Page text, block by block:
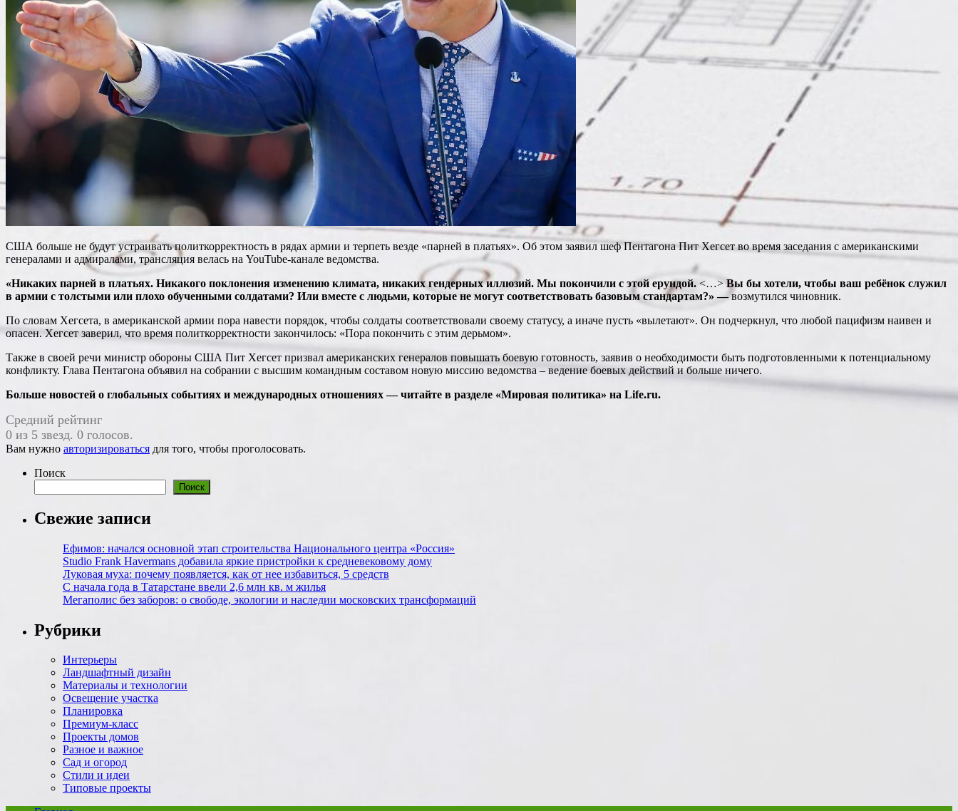
США больше не будут устраивать политкорректность в рядах армии и терпеть везде «парней в платьях». Об этом заявил шеф Пентагона Пит Хегсет во время заседания с американскими
генералами и адмиралами, трансляция велась на YouTube-канале ведомства.
«Никаких парней в платьях. Никакого поклонения изменению климата, никаких гендерных иллюзий. Мы покончили с этой ерундой. <…>Вы бы хотели, чтобы ваш ребёнок служил
в армии с толстыми или плохо обученными солдатами? Или вместе с людьми, которые не могут соответствовать базовым стандартам?» —возмутился чиновник.
По словам Хегсета, в американской армии пора навести порядок, чтобы солдаты соответствовали своему статусу, а иначе пусть «вылетают». Он подчеркнул, что любой пацифизм наивен и
опасен. Хегсет заверил, что время политкорректности закончилось: «Пора покончить с этим дерьмом».
Также в своей речи министр обороны США Пит Хегсет призвал американских генералов повышать боевую готовность, заявив о необходимости быть подготовленными к потенциальному
конфликту. Глава Пентагона объявил на собрании с высшим командным составом новую миссию ведомства – ведение боевых действий и больше ничего.
Больше новостей о глобальных событиях и международных отношениях — читайте в разделе «Мировая политика» на Life.ru.
Средний рейтинг
0 из 5 звезд. 0 голосов.
Вам нужно авторизироваться для того, чтобы проголосовать.
Поиск
Поиск
Свежие записи
Ефимов: начался основной этап строительства Национального центра «Россия»
Studio Frank Havermans добавила яркие пристройки к средневековому дому
Луковая муха: почему появляется, как от нее избавиться, 5 средств
С начала года в Татарстане ввели 2,6 млн кв. м жилья
Мегаполис без заборов: о свободе, экологии и наследии московских трансформаций
Рубрики
Интерьеры
Ландшафтный дизайн
Материалы и технологии
Освещение участка
Планировка
Премиум-класс
Проекты домов
Разное и важное
Сад и огород
Стили и идеи
Типовые проекты